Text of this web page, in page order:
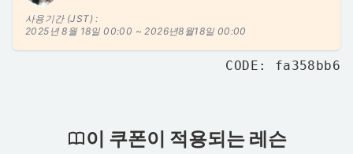
사용기간 (JST) :
2025년 8월 18일 00:00 ~2026년8월18일 00:00
CODE: fa358bb6
이 쿠폰이 적용되는 레슨